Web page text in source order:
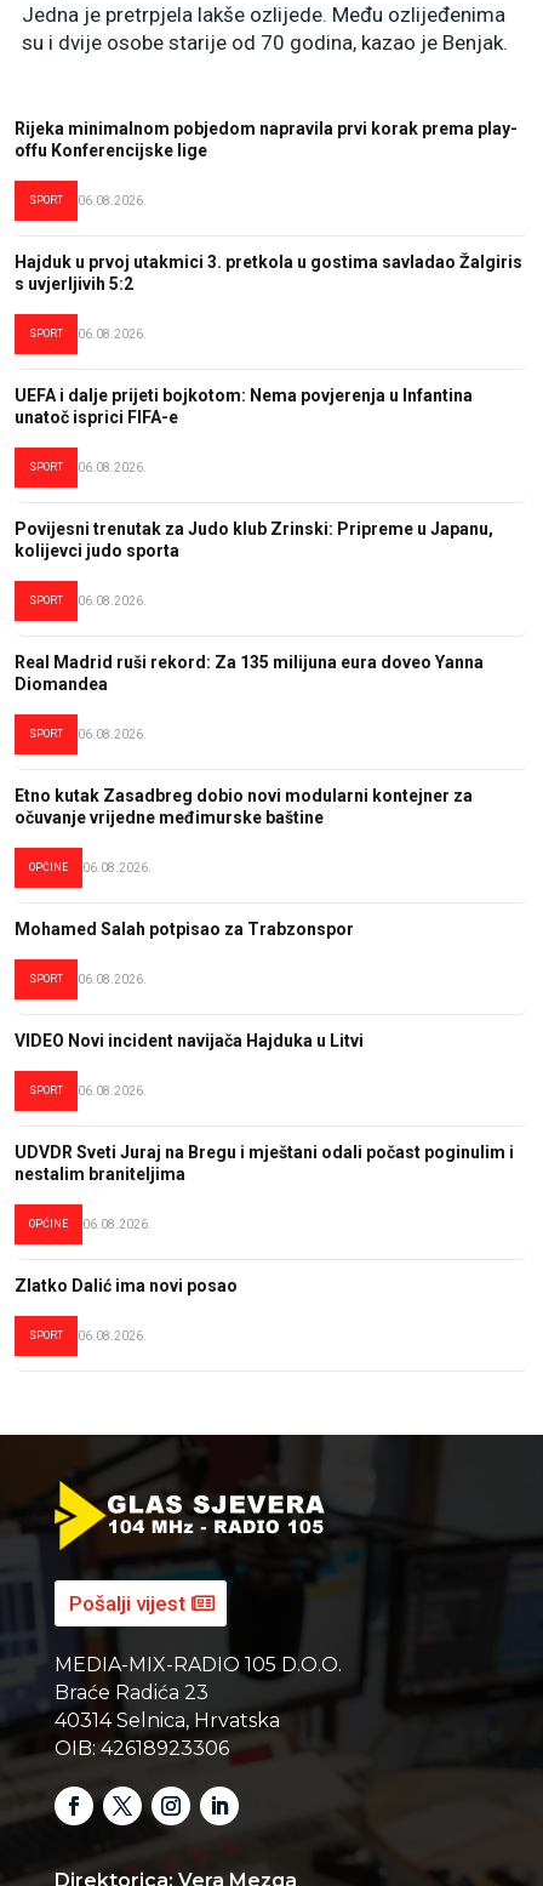
Jedna je pretrpjela lakše ozlijede. Među ozlijeđenima
su i dvije osobe starije od 70 godina, kazao je Benjak.
Rijeka minimalnom pobjedom napravila prvi korak prema play-
offu Konferencijske lige
SPORT 06.08.2026.
Hajduk u prvoj utakmici 3. pretkola u gostima savladao Žalgiris
s uvjerljivih 5:2
SPORT 06.08.2026.
UEFA i dalje prijeti bojkotom: Nema povjerenja u Infantina
unatoč isprici FIFA-e
SPORT 06.08.2026.
Povijesni trenutak za Judo klub Zrinski: Pripreme u Japanu,
kolijevci judo sporta
SPORT 06.08.2026.
Real Madrid ruši rekord: Za 135 milijuna eura doveo Yanna
Diomandea
SPORT 06.08.2026.
Etno kutak Zasadbreg dobio novi modularni kontejner za
očuvanje vrijedne međimurske baštine
OPĆINE 06.08.2026.
Mohamed Salah potpisao za Trabzonspor
SPORT 06.08.2026.
VIDEO Novi incident navijača Hajduka u Litvi
SPORT 06.08.2026.
UDVDR Sveti Juraj na Bregu i mještani odali počast poginulim i
nestalim braniteljima
OPĆINE 06.08.2026.
Zlatko Dalić ima novi posao
SPORT 06.08.2026.
Pošalji vijest
MEDIA-MIX-RADIO 105 D.O.O.
Braće Radića 23
40314 Selnica, Hrvatska
OIB: 42618923306
Direktorica: Vera Mezga